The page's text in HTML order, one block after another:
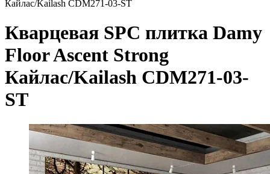
Кайлас/Kailash CDM271-03-ST
Кварцевая SPC плитка Damy
Floor Ascent Strong
Кайлас/Kailash CDM271-03-
ST